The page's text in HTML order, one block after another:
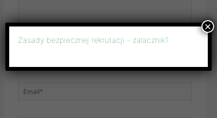
Email*
Zasady bezpiecznej rekrutacji - zalacznik1
×